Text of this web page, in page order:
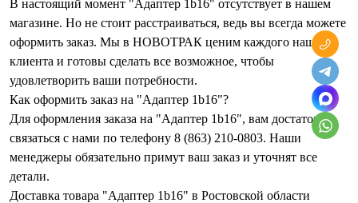
В настоящий момент "Адаптер 1b16" отсутствует в нашем
магазине. Но не стоит расстраиваться, ведь вы всегда можете
оформить заказ. Мы в НОВОТРАК ценим каждого нашего
клиента и готовы сделать все возможное, чтобы
удовлетворить ваши потребности.
Как оформить заказ на "Адаптер 1b16"?
Для оформления заказа на "Адаптер 1b16", вам достаточно
связаться с нами по телефону 8 (863) 210-0803. Наши
менеджеры обязательно примут ваш заказ и уточнят все
детали.
Доставка товара "Адаптер 1b16" в Ростовской области